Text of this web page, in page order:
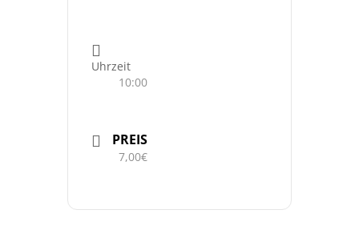
Uhrzeit
10:00
PREIS
7,00€